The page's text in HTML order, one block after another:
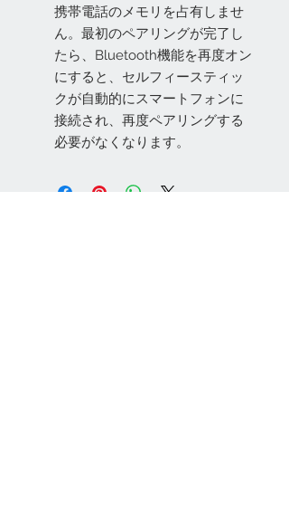
携帯電話のメモリを占有しませ
ん。最初のペアリングが完了し
たら、Bluetooth機能を再度オン
にすると、セルフィースティッ
クが自動的にスマートフォンに
接続され、再度ペアリングする
必要がなくなります。